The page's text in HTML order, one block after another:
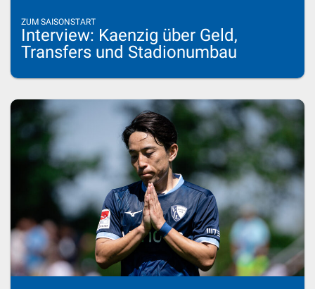
ZUM SAISONSTART
Interview: Kaenzig über Geld,
Transfers und Stadionumbau